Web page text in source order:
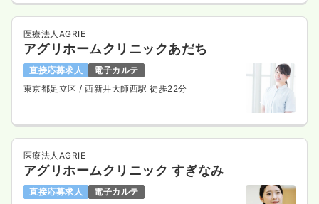
医療法人AGRIE
アグリホームクリニックあだち
直接応募求人
電子カルテ
東京都足立区/ 西新井大師西駅 徒歩22分
医療法人AGRIE
アグリホームクリニック すぎなみ
直接応募求人
電子カルテ